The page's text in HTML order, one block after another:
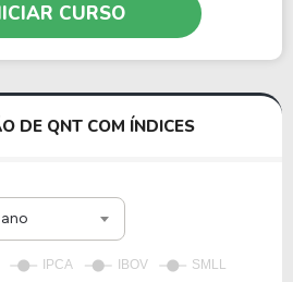
CURSO
DE QNT COM ÍNDICES
ano